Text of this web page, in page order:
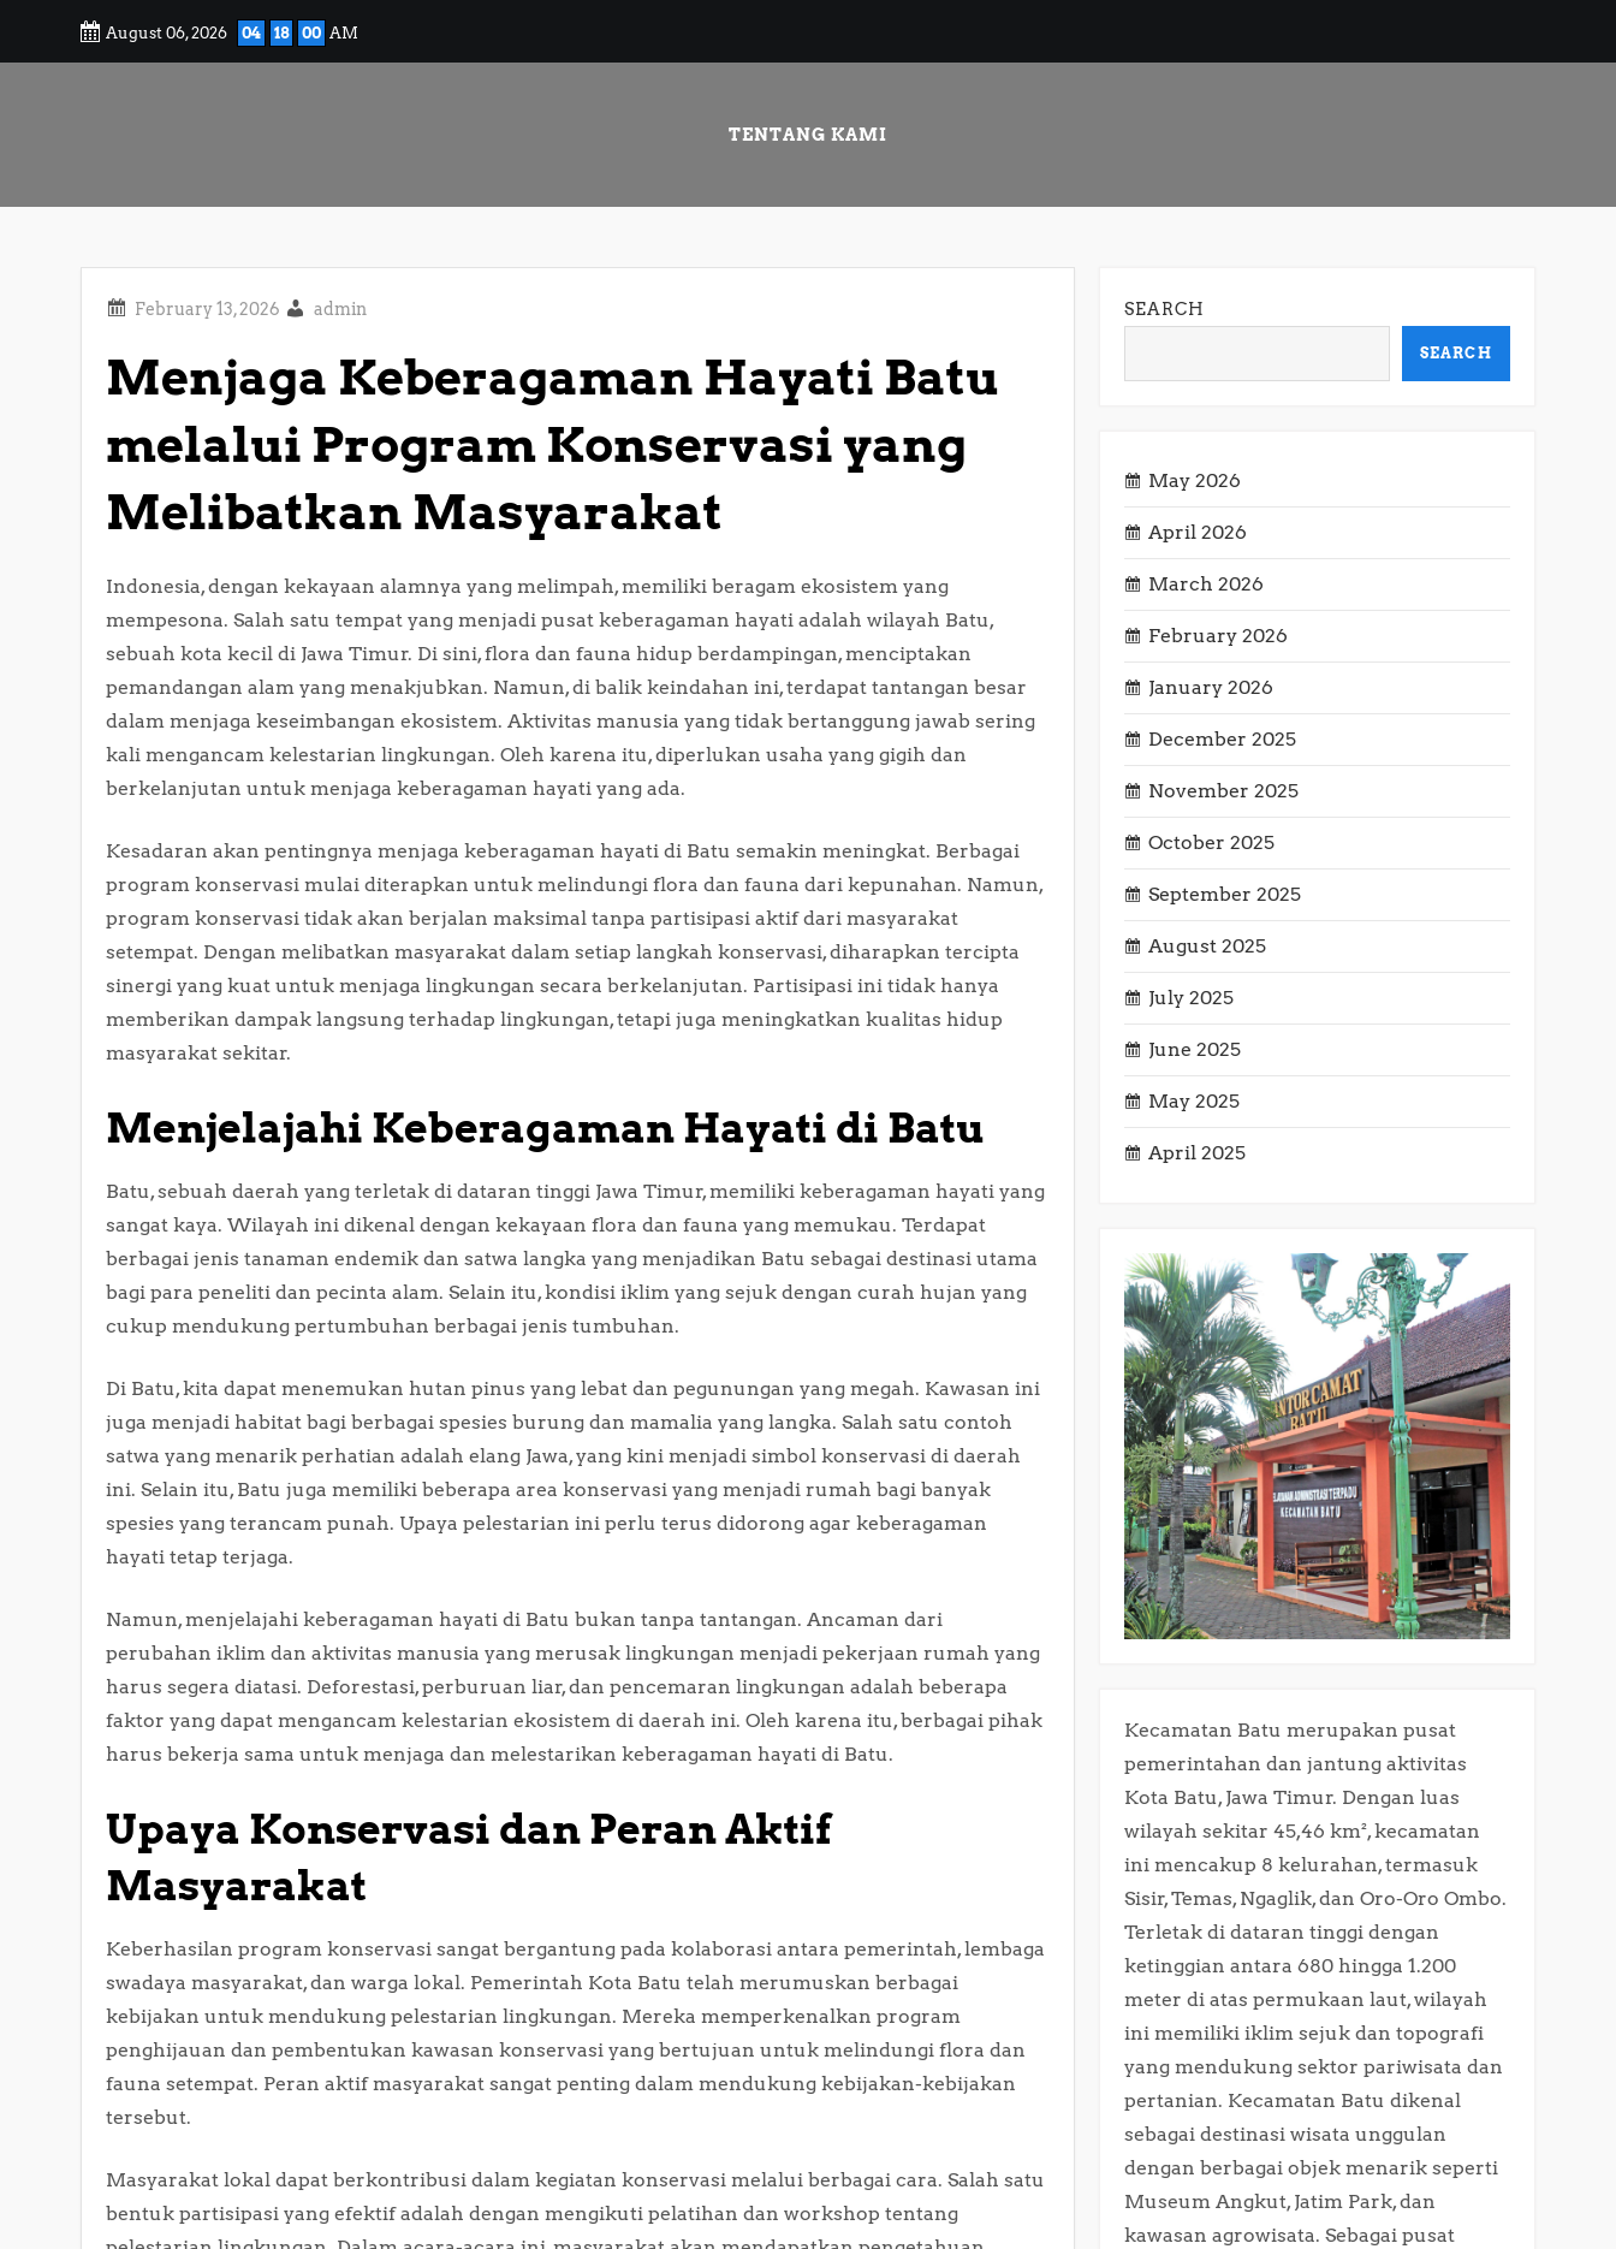
August 06, 2026 04 18 01 AM
TENTANG KAMI
admin
Menjaga Keberagaman Hayati Batu
melalui Program Konservasi yang
Melibatkan Masyarakat
Indonesia, dengan kekayaan alamnya yang melimpah, memiliki beragam ekosistem yang
mempesona. Salah satu tempat yang menjadi pusat keberagaman hayati adalah wilayah Batu,
sebuah kota kecil di Jawa Timur. Di sini, flora dan fauna hidup berdampingan, menciptakan
pemandangan alam yang menakjubkan. Namun, di balik keindahan ini, terdapat tantangan besar
dalam menjaga keseimbangan ekosistem. Aktivitas manusia yang tidak bertanggung jawab sering
kali mengancam kelestarian lingkungan. Oleh karena itu, diperlukan usaha yang gigih dan
berkelanjutan untuk menjaga keberagaman hayati yang ada.
Kesadaran akan pentingnya menjaga keberagaman hayati di Batu semakin meningkat. Berbagai
program konservasi mulai diterapkan untuk melindungi flora dan fauna dari kepunahan. Namun,
program konservasi tidak akan berjalan maksimal tanpa partisipasi aktif dari masyarakat
setempat. Dengan melibatkan masyarakat dalam setiap langkah konservasi, diharapkan tercipta
sinergi yang kuat untuk menjaga lingkungan secara berkelanjutan. Partisipasi ini tidak hanya
memberikan dampak langsung terhadap lingkungan, tetapi juga meningkatkan kualitas hidup
masyarakat sekitar.
Menjelajahi Keberagaman Hayati di Batu
Batu, sebuah daerah yang terletak di dataran tinggi Jawa Timur, memiliki keberagaman hayati yang
sangat kaya. Wilayah ini dikenal dengan kekayaan flora dan fauna yang memukau. Terdapat
berbagai jenis tanaman endemik dan satwa langka yang menjadikan Batu sebagai destinasi utama
bagi para peneliti dan pecinta alam. Selain itu, kondisi iklim yang sejuk dengan curah hujan yang
cukup mendukung pertumbuhan berbagai jenis tumbuhan.
Di Batu, kita dapat menemukan hutan pinus yang lebat dan pegunungan yang megah. Kawasan ini
juga menjadi habitat bagi berbagai spesies burung dan mamalia yang langka. Salah satu contoh
satwa yang menarik perhatian adalah elang Jawa, yang kini menjadi simbol konservasi di daerah
ini. Selain itu, Batu juga memiliki beberapa area konservasi yang menjadi rumah bagi banyak
spesies yang terancam punah. Upaya pelestarian ini perlu terus didorong agar keberagaman
hayati tetap terjaga.
Namun, menjelajahi keberagaman hayati di Batu bukan tanpa tantangan. Ancaman dari
perubahan iklim dan aktivitas manusia yang merusak lingkungan menjadi pekerjaan rumah yang
harus segera diatasi. Deforestasi, perburuan liar, dan pencemaran lingkungan adalah beberapa
faktor yang dapat mengancam kelestarian ekosistem di daerah ini. Oleh karena itu, berbagai pihak
harus bekerja sama untuk menjaga dan melestarikan keberagaman hayati di Batu.
Upaya Konservasi dan Peran Aktif
Masyarakat
Keberhasilan program konservasi sangat bergantung pada kolaborasi antara pemerintah, lembaga
swadaya masyarakat, dan warga lokal. Pemerintah Kota Batu telah merumuskan berbagai
kebijakan untuk mendukung pelestarian lingkungan. Mereka memperkenalkan program
penghijauan dan pembentukan kawasan konservasi yang bertujuan untuk melindungi flora dan
fauna setempat. Peran aktif masyarakat sangat penting dalam mendukung kebijakan-kebijakan
tersebut.
Masyarakat lokal dapat berkontribusi dalam kegiatan konservasi melalui berbagai cara. Salah satu
bentuk partisipasi yang efektif adalah dengan mengikuti pelatihan dan workshop tentang
SEARCH
SEARCH
May 2026
April 2026
March 2026
February 2026
January 2026
December 2025
November 2025
October 2025
September 2025
August 2025
July 2025
June 2025
May 2025
April 2025
Kecamatan Batu merupakan pusat
pemerintahan dan jantung aktivitas
Kota Batu, Jawa Timur. Dengan luas
wilayah sekitar 45,46 km², kecamatan
ini mencakup 8 kelurahan, termasuk
Sisir, Temas, Ngaglik, dan Oro-Oro Ombo.
Terletak di dataran tinggi dengan
ketinggian antara 680 hingga 1.200
meter di atas permukaan laut, wilayah
ini memiliki iklim sejuk dan topografi
yang mendukung sektor pariwisata dan
pertanian. Kecamatan Batu dikenal
sebagai destinasi wisata unggulan
dengan berbagai objek menarik seperti
Museum Angkut, Jatim Park, dan
kawasan agrowisata. Sebagai pusat